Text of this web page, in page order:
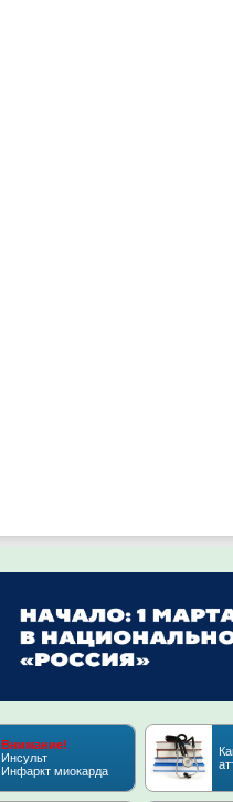
Внимание!
Инсульт
Инфаркт миокарда